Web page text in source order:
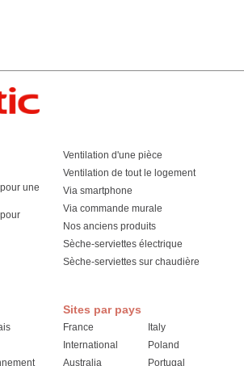
une
Ventilation d'une pièce
Ventilation de tout le logement
Via smartphone
Via commande murale
Nos anciens produits
Sèche-serviettes électrique
Sèche-serviettes sur chaudière
Sites par pays
France
International
Australia
Italy
Poland
Portugal